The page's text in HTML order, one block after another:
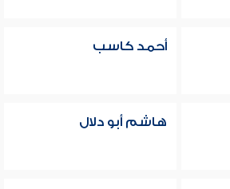
أحمد كاسب
هاشم أبو دلال